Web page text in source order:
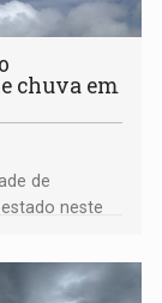
chuva em
de
neste